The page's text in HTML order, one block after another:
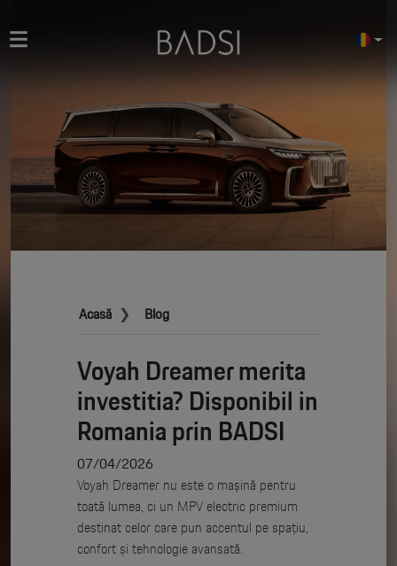
Acasă Blog
Voyah Dreamer merita
investitia? Disponibil in
Romania prin BADSI
07/04/2026
Voyah Dreamer nu este o mașină pentru
toată lumea, ci un MPV electric premium
destinat celor care pun accentul pe spațiu,
confort și tehnologie avansată.